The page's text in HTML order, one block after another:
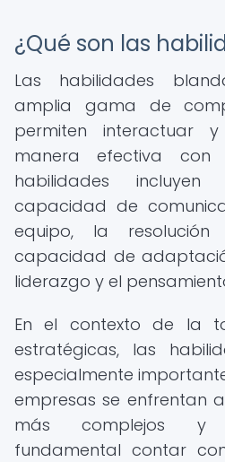
¿Qué son las
Las habilidades
amplia gama de
permiten interactuar
manera efectiva con
habilidades
capacidad de
equipo, la
capacidad de
liderazgo y el
En el contexto de la
estratégicas, las
especialmente
empresas se enfrentan
más complejos y
fundamental contar